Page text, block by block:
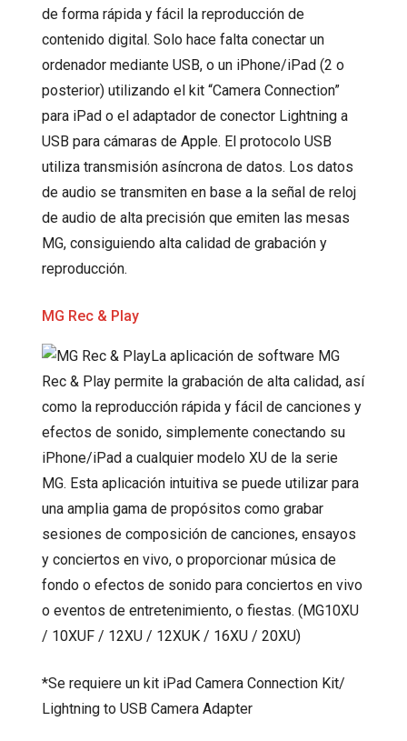
de forma rápida y fácil la reproducción de
contenido digital. Solo hace falta conectar un
ordenador mediante USB, o un iPhone/iPad (2 o
posterior) utilizando el kit “Camera Connection”
para iPad o el adaptador de conector Lightning a
USB para cámaras de Apple. El protocolo USB
utiliza transmisión asíncrona de datos. Los datos
de audio se transmiten en base a la señal de reloj
de audio de alta precisión que emiten las mesas
MG, consiguiendo alta calidad de grabación y
reproducción.
MG Rec & Play
La aplicación de software MG
Rec & Play permite la grabación de alta calidad, así
como la reproducción rápida y fácil de canciones y
efectos de sonido, simplemente conectando su
iPhone/iPad a cualquier modelo XU de la serie
MG. Esta aplicación intuitiva se puede utilizar para
una amplia gama de propósitos como grabar
sesiones de composición de canciones, ensayos
y conciertos en vivo, o proporcionar música de
fondo o efectos de sonido para conciertos en vivo
o eventos de entretenimiento, o fiestas. (MG10XU
/ 10XUF / 12XU / 12XUK / 16XU / 20XU)
*Se requiere un kit iPad Camera Connection Kit/
Lightning to USB Camera Adapter